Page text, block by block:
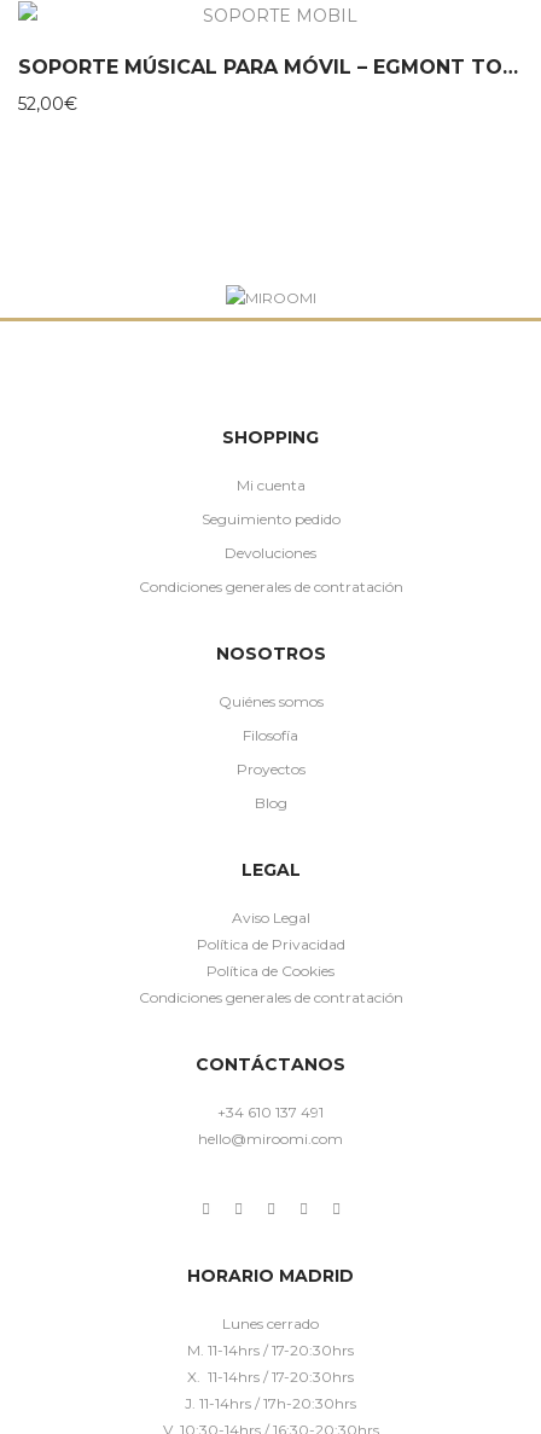
SOPORTE MÚSICAL PARA MÓVIL – EGMONT TOYS
52,00€
SHOPPING
Mi cuenta
Seguimiento pedido
Devoluciones
Condiciones generales de contratación
NOSOTROS
Quiénes somos
Filosofía
Proyectos
Blog
LEGAL
Aviso Legal
Política de Privacidad
Política de Cookies
Condiciones generales de contratación
CONTÁCTANOS
+34 610 137 491
hello@miroomi.com
HORARIO MADRID
Lunes cerrado
M. 11-14hrs / 17-20:30hrs
X. 11-14hrs / 17-20:30hrs
J. 11-14hrs / 17h-20:30hrs
V. 10:30-14hrs / 16:30-20:30hrs